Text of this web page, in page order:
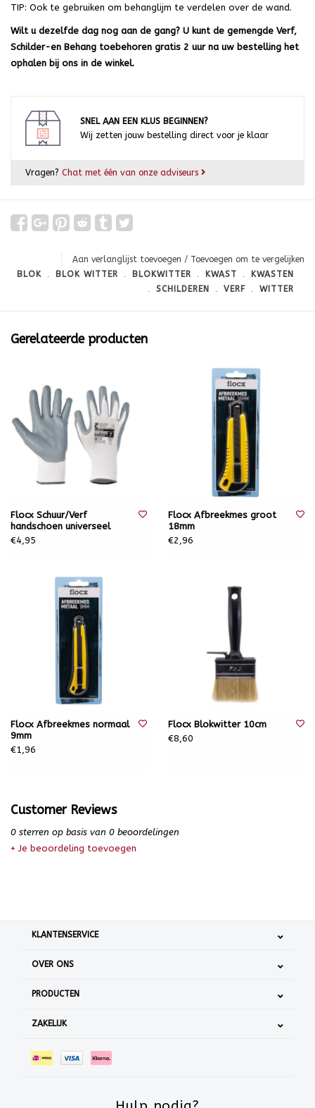
TIP: Ook te gebruiken om behanglijm te verdelen over de wand.
Wilt u dezelfde dag nog aan de gang? U kunt de gemengde Verf,
Schilder-en Behang toebehoren gratis 2 uur na uw bestelling het
ophalen bij ons in de winkel.
SNEL AAN EEN KLUS BEGINNEN?
Wij zetten jouw bestelling direct voor je klaar
Vragen? Chat met één van onze adviseurs
Aan verlanglijst toevoegen / Toevoegen om te vergelijken
BLOK ﹒ BLOK WITTER ﹒ BLOKWITTER ﹒ KWAST ﹒
KWASTEN
﹒ SCHILDEREN ﹒ VERF ﹒ WITTER
Gerelateerde producten
Flocx Schuur/Verf
handschoen universeel
€4,95
Flocx Afbreekmes groot
18mm
€2,96
Flocx Afbreekmes normaal
9mm
€1,96
Flocx Blokwitter 10cm
€8,60
Customer Reviews
0 sterren op basis van 0 beoordelingen
+ Je beoordeling toevoegen
KLANTENSERVICE
OVER ONS
PRODUCTEN
ZAKELIJK